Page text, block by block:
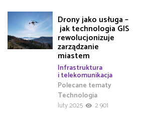
Drony jako usługa –
jak technologia GIS
rewolucjonizuje
zarządzanie
miastem
Infrastruktura
i telekomunikacja
Polecane tematy
Technologia
luty 2025
2 901